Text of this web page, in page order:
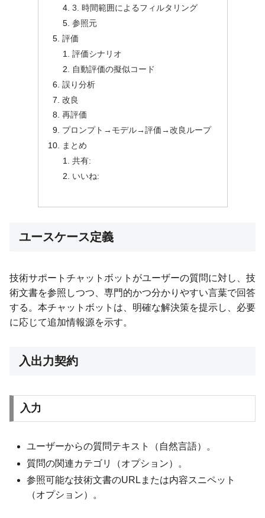
3. 時間範囲によるフィルタリング
参照元
評価
評価シナリオ
自動評価の擬似コード
誤り分析
改良
再評価
プロンプト→モデル→評価→改良ループ
まとめ
共有:
いいね:
ユースケース定義
技術サポートチャットボットがユーザーの質問に対し、技
術文書を参照しつつ、専門的かつ分かりやすい言葉で回答
する。本チャットボットは、明確な解決策を提示し、必要
に応じて追加情報源を示す。
入出力契約
入力
ユーザーからの質問テキスト（自然言語）。
質問の関連カテゴリ（オプション）。
参照可能な技術文書のURLまたは内容スニペット
（オプション）。